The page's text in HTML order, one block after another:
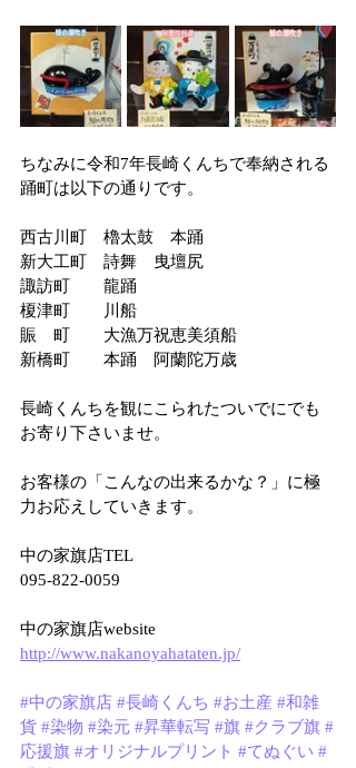
ちなみに令和7年長崎くんちで奉納される
踊町は以下の通りです。
西古川町　櫓太鼓　本踊
新大工町　詩舞　曳壇尻
諏訪町　　龍踊
榎津町　　川船
賑　町　　大漁万祝恵美須船
新橋町　　本踊　阿蘭陀万歳
長崎くんちを観にこられたついでにでも
お寄り下さいませ。
お客様の「こんなの出来るかな？」に極
力お応えしていきます。
中の家旗店TEL
095-822-0059
中の家旗店website
http://www.nakanoyahataten.jp/
#中の家旗店 #長崎くんち #お土産 #和雑
貨 #染物 #染元 #昇華転写 #旗 #クラブ旗 #
応援旗 #オリジナルプリント #てぬぐい #